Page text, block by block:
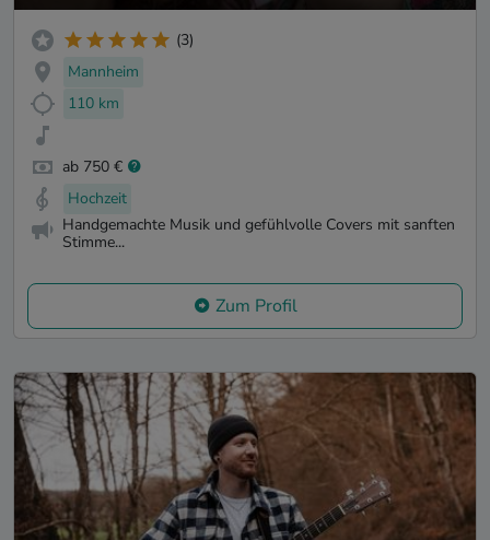
(3)
Mannheim
110 km
ab 750 €
Hochzeit
Handgemachte Musik und gefühlvolle Covers mit sanften
Stimme...
Zum Profil